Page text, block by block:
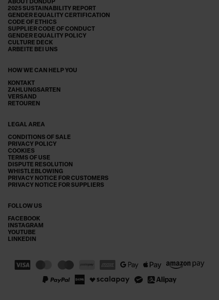
ABOUT DONDUP
2025 SUSTAINABILITY REPORT
GENDER EQUALITY CERTIFICATION
CODE OF ETHICS
SUPPLIER CODE OF CONDUCT
GENDER EQUALITY POLICY
CULTURE DECK
ARBEITE BEI UNS
HOW WE CAN HELP YOU
KONTAKT
ZAHLUNGSARTEN
VERSAND
RETOUREN
LEGAL AREA
CONDITIONS OF SALE
PRIVACY POLICY
COOKIES
TERMS OF USE
DISPUTE RESOLUTION
WHISTLEBLOWING
PRIVACY NOTICE FOR CUSTOMERS
PRIVACY NOTICE FOR SUPPLIERS
FOLLOW US
FACEBOOK
INSTAGRAM
YOUTUBE
LINKEDIN